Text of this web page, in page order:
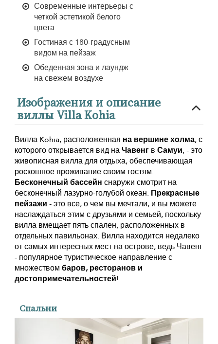
Современные интерьеры с
четкой эстетикой белого
цвета
Гостиная с 180-градусным
видом на пейзаж
Обеденная зона и лаундж
на свежем воздухе
Изображения и описание
виллы Villa Kohia
Вилла Kohia, расположенная на вершине холма, с
которого открывается вид наЧавенг в Самуи, - это
живописная вилла для отдыха, обеспечивающая
роскошное проживание своим гостям.
Бесконечный бассейн снаружи смотрит на
бесконечный лазурно-голубой океан. Прекрасные
пейзажи - это все, о чем вы мечтали, и вы можете
наслаждаться этим с друзьями и семьей, поскольку
вилла вмещает пять спален, расположенных в
отдельных павильонах. Вилла находится недалеко
от самых интересных мест на острове, ведь Чавенг
- популярное туристическое направление с
множеством баров, ресторанов и
достопримечательностей!
Спальни